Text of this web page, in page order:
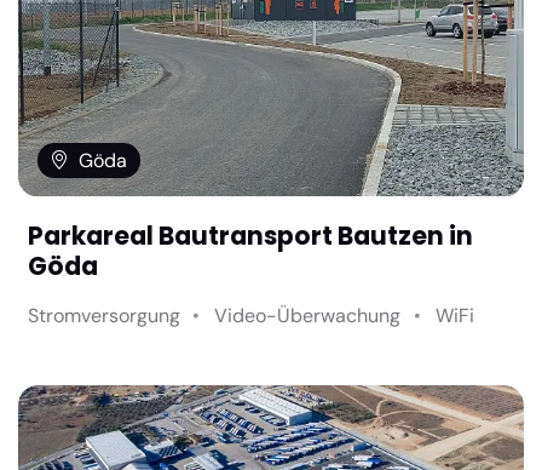
Göda
Parkareal Bautransport Bautzen in
Göda
Stromversorgung Video-Überwachung WiFi